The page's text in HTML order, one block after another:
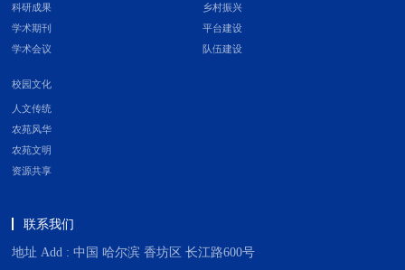
科研成果
学术期刊
学术会议
乡村振兴
平台建设
队伍建设
校园文化
人文传统
农苑风华
农苑文明
资源共享
联系我们
地址 Add : 中国 哈尔滨 香坊区 长江路600号